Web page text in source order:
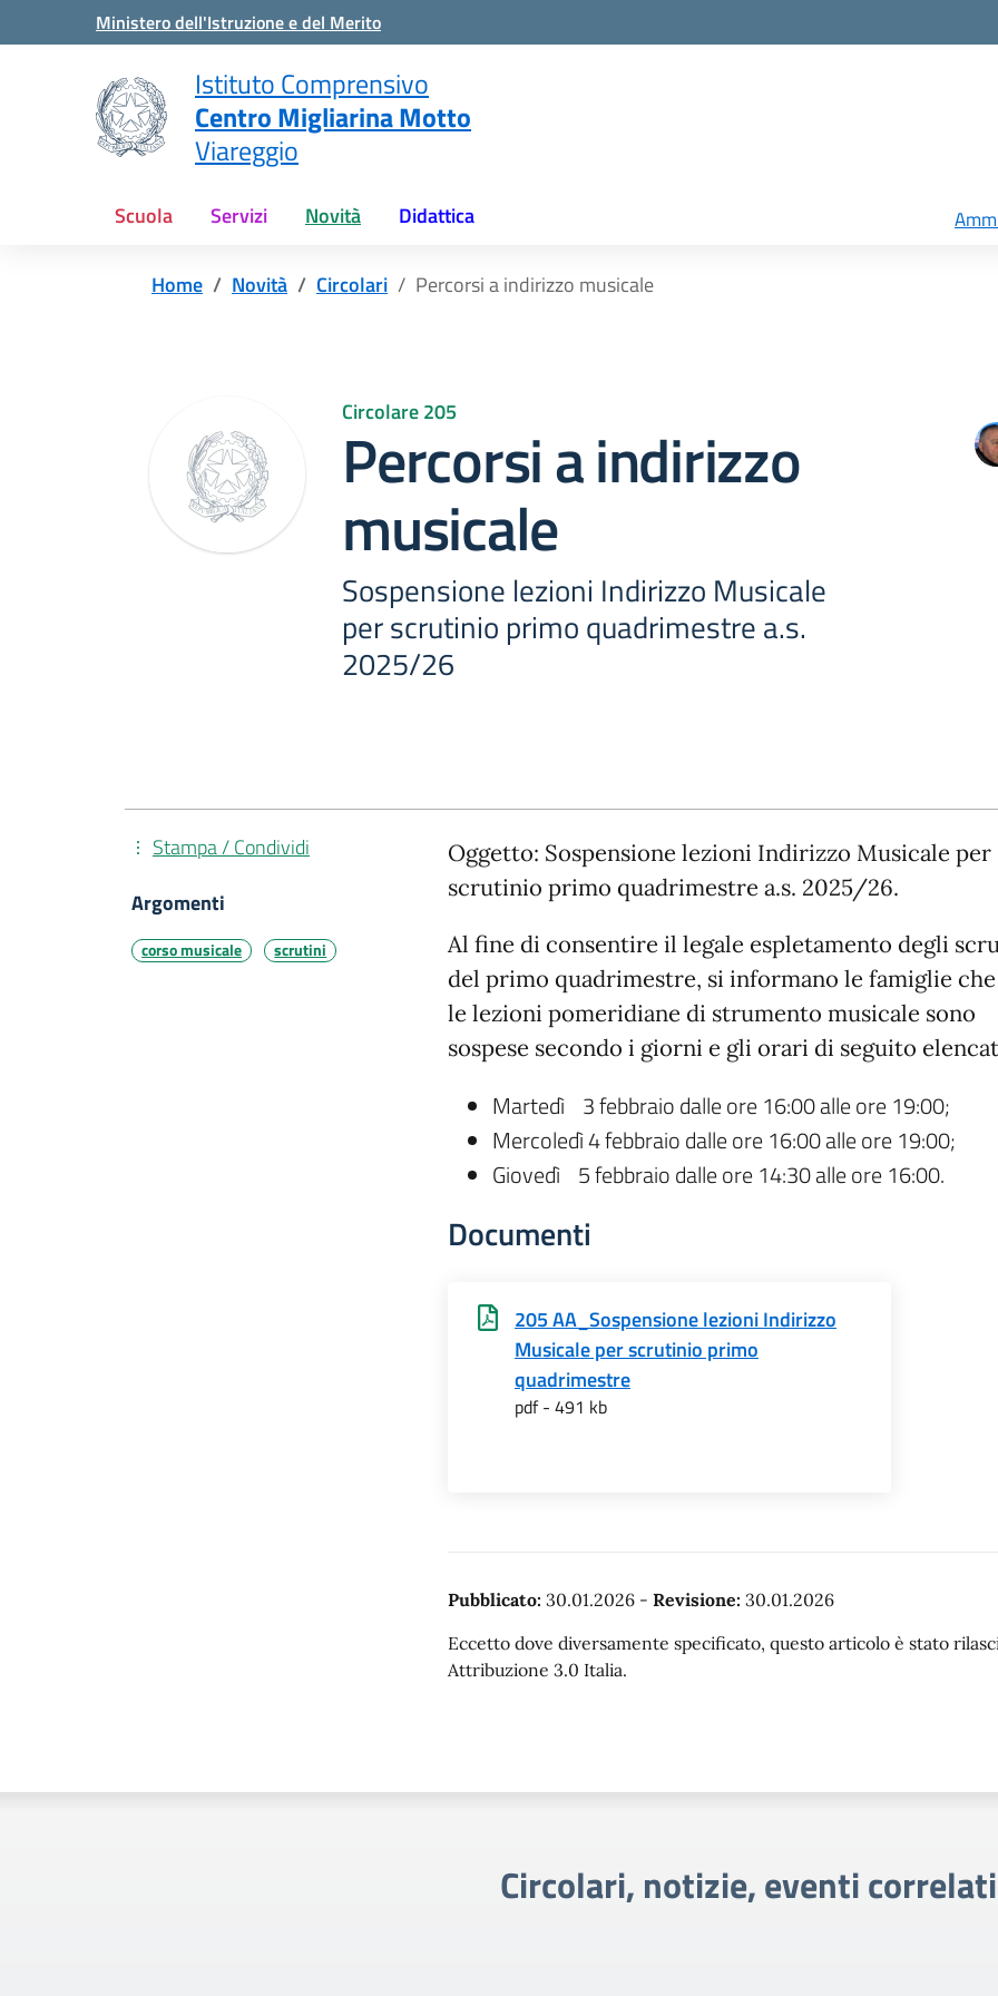
Vai ai contenuti
Vai al menu di navigazione
Ministero dell'Istruzione e del Merito
Istituto Comprensivo
Centro Migliarina Motto
Viareggio
Scuola Servizi Novità Didattica
Home Novità Circolari Percorsi a indirizzo musicale
Circolare 205
Percorsi a indirizzo
musicale
Sospensione lezioni Indirizzo Musicale
per scrutinio primo quadrimestre a.s.
2025/26
Oggetto: Sospensione lezioni Indirizzo Musicale per
scrutinio primo quadrimestre a.s. 2025/26.
Al fine di consentire il legale espletamento degli
del primo quadrimestre, si informano le famiglie che
le lezioni pomeridiane di strumento musicale sono
sospese secondo i giorni e gli orari di seguito
Martedì 3 febbraio dalle ore 16:00 alle ore 19:00;
Mercoledì 4 febbraio dalle ore 16:00 alle ore 19:00;
Giovedì 5 febbraio dalle ore 14:30 alle ore 16:00.
Documenti
205 AA_Sospensione lezioni Indirizzo
Musicale per scrutinio primo
quadrimestre
pdf - 491 kb
Pubblicato: 30.01.2026 - Revisione: 30.01.2026
Eccetto dove diversamente specificato, questo articolo è stato
Attribuzione 3.0 Italia.
Stampa / Condividi
Argomenti
corso musicale scrutini
Circolari, notizie, eventi correlati